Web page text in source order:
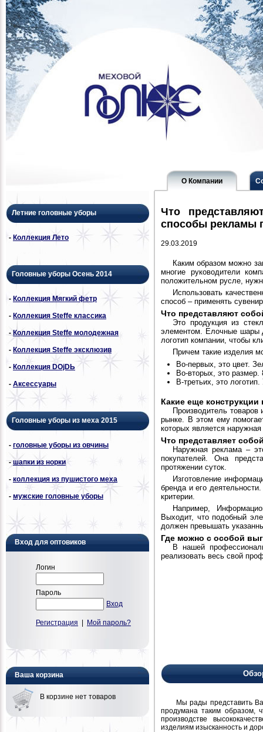
О Компании
Летние головные уборы
- Коллекция Лето
Головные уборы Осень 2014
- Коллекция Мягкий фетр
- Коллекция Steffe классика
-Коллекция Steffe молодежная
- Коллекция Steffe эксклюзив
- Коллекция DОjDЬ
- Аксессуары
Головные уборы из меха 2015
- головные уборы из овчины
-шапки из норки
- коллекция из пушистого меха
- мужские головные уборы
Вход для оптовиков
Логин
Пароль
Вход
Регистрация Мой пароль?
Ваша корзина
В корзине нет товаров
Что
способы рекламы
29.03.2019
Каким образом можно
многие руководители
положительном русле,
Использовать
способ – применять
Что представляют
Это продукция из
элементом. Елочные шары
логотип компании, чтобы
Причем такие изделия
Во-первых, это цвет.
Во-вторых, это
В-третьих, это
Какие еще
Производитель товаров
рынке. В этом ему
которых является
Что представляет
Наружная реклама –
покупателей. Она
протяжении суток.
Изготовление
бренда и его
критерии.
Например,
Выходит, что подобный
должен превышать
Где можно с особой
В нашей
реализовать весь свой
Мы рады представить Вам
продумана таким образом,
производстве
изделиям изысканность и